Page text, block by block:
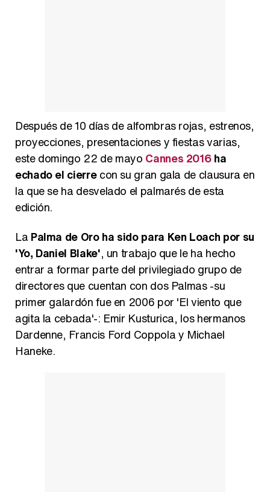
Magdalena de Suecia responde a las críticas y explica por qué le han permitido lanzar su propio negocio
Después de 10 días de alfombras rojas, estrenos,
proyecciones, presentaciones y fiestas varias,
este domingo 22 de mayo Cannes 2016ha
echado el cierrecon su gran gala de clausura en
la que se ha desvelado el palmarés de esta
edición.
La Palma de Oro ha sido para Ken Loach por su
'Yo, Daniel Blake', un trabajo que le ha hecho
entrar a formar parte del privilegiado grupo de
directores que cuentan con dos Palmas -su
primer galardón fue en 2006 por 'El viento que
agita la cebada'-: Emir Kusturica, los hermanos
Dardenne, Francis Ford Coppola y Michael
Haneke.